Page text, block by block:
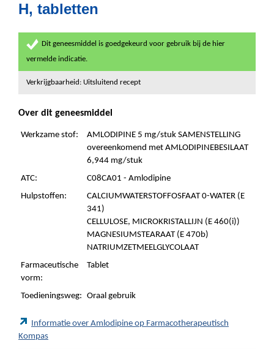
H, tabletten
Dit geneesmiddel is goedgekeurd voor gebruik bij de hier
vermelde indicatie.
Verkrijgbaarheid: Uitsluitend recept
Over dit geneesmiddel
Werkzame stof:
AMLODIPINE 5 mg/stuk SAMENSTELLING
overeenkomend met AMLODIPINEBESILAAT
6,944 mg/stuk
ATC:
C08CA01 - Amlodipine
Hulpstoffen:
CALCIUMWATERSTOFFOSFAAT 0-WATER (E
341)
CELLULOSE, MICROKRISTALLIJN (E 460(i))
MAGNESIUMSTEARAAT (E 470b)
NATRIUMZETMEELGLYCOLAAT
Farmaceutische
vorm:
Tablet
Toedieningsweg: Oraal gebruik
Informatie over Amlodipine op Farmacotherapeutisch
Kompas